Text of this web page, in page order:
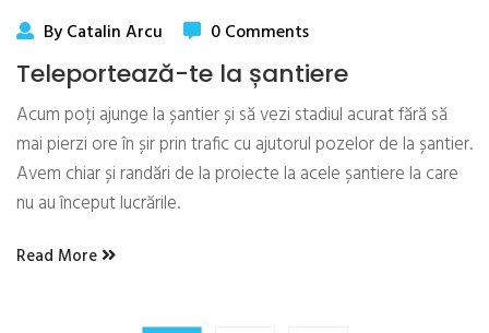
By Catalin Arcu 0 Comments
Teleportează-te la șantiere
Acum poți ajunge la șantier și să vezi stadiul acurat fără să
mai pierzi ore în șir prin trafic cu ajutorul pozelor de la șantier.
Avem chiar și randări de la proiecte la acele șantiere la care
nu au început lucrările.
Read More